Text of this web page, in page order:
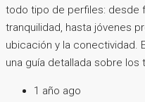
todo tipo de perfiles: desde
tranquilidad, hasta jóvenes
ubicación y la conectividad.
una guía detallada sobre los
1 año ago